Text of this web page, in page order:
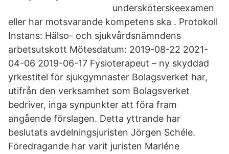
undersköterskeexamen
eller har motsvarande kompetens ska . Protokoll
Instans: Hälso- och sjukvårdsnämndens
arbetsutskott Mötesdatum: 2019-08-22 2021-
04-06 2019-06-17 Fysioterapeut – ny skyddad
yrkestitel för sjukgymnaster Bolagsverket har,
utifrån den verksamhet som Bolagsverket
bedriver, inga synpunkter att föra fram
angående förslagen. Detta yttrande har
beslutats avdelningsjuristen Jörgen Schéle.
Föredragande har varit juristen Marléne